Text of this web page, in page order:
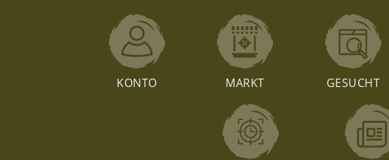
KONTO MARKT GESUCHT